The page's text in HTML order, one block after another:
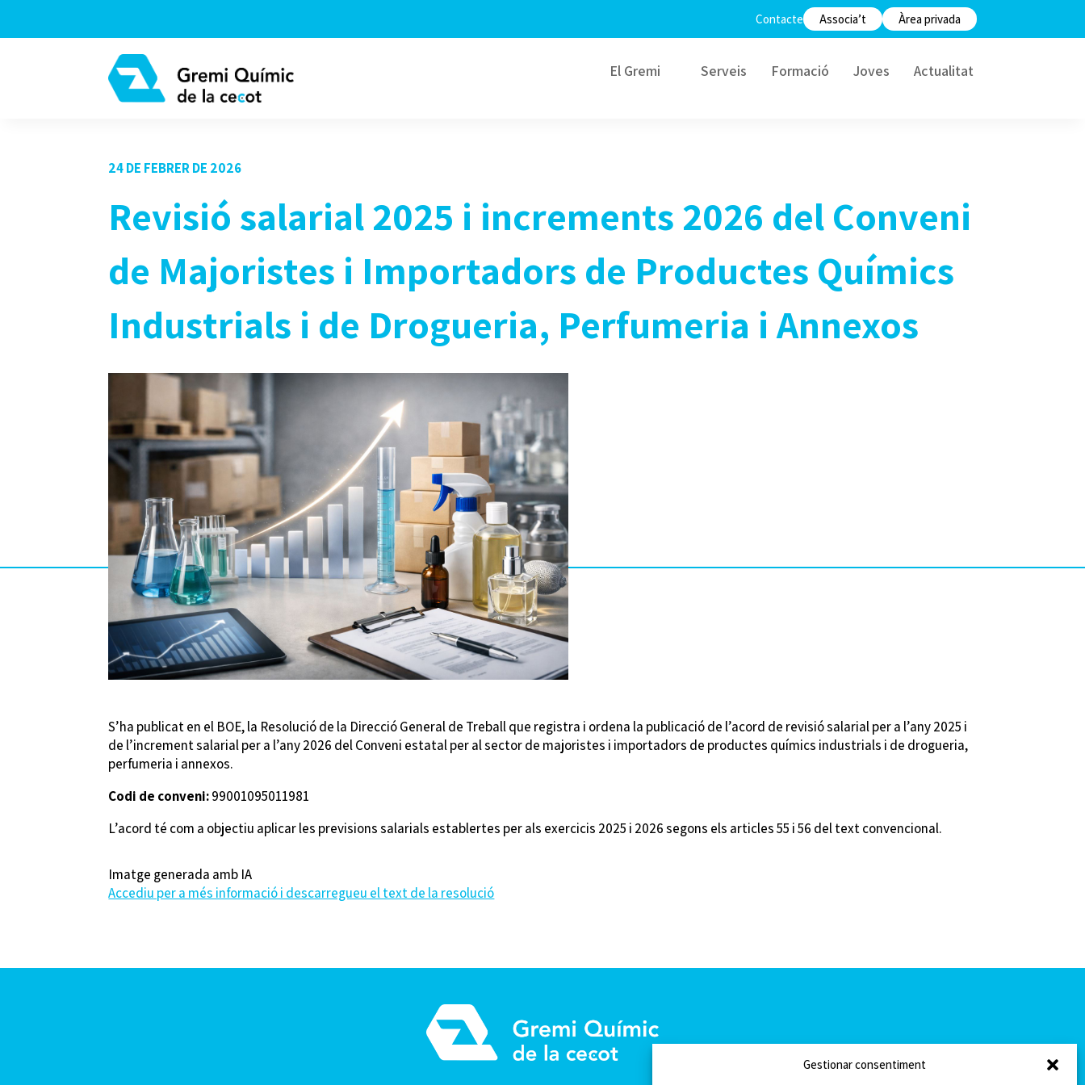
Gestionar consentiment
Contacte Associa’t Àrea privada
El Gremi Serveis Formació Joves Actualitat
24 DE FEBRER DE 2026
Revisió salarial 2025 i increments 2026 del Conveni
de Majoristes i Importadors de Productes Químics
Industrials i de Drogueria, Perfumeria i Annexos
S’ha publicat en el BOE, la Resolució de la Direcció General de Treball que registra i ordena la publicació de l’acord de revisió salarial per a l’any 2025 i
de l’increment salarial per a l’any 2026 del Conveni estatal per al sector de majoristes i importadors de productes químics industrials i de drogueria,
perfumeria i annexos.
Codi de conveni:99001095011981
L’acord té com a objectiu aplicar les previsions salarials establertes per als exercicis 2025 i 2026 segons els articles 55 i 56 del text convencional.
Imatge generada amb IA
Accediu per a més informació i descarregueu el text de la resolució